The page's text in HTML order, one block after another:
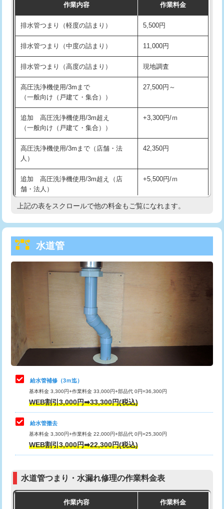
現場見積
※給水管工事は20mmまでの価格です。
持込商品取付（混合水栓） 16,500円
持込商品取付（浄水器・分岐水栓） 16,500円
給水管工事※（ホール加工) 16,500円
給水管工事※（バンド止め) 3,300円
給水管工事※（支持金具設置)
給水管工事※（保温材使用（バンド止
め込み）)
5,500円
給水管工事※（土の掘削・埋め戻し作
業)
11,000円
給水管工事※（塩ビ管（VP・HI）使
用/3ｍまで)
33,000円
給水管工事※（塩ビ管（VP・HI）使
+8,800円
給水管工事※（ライニング鋼管・銅
管・ポリ管・HT管使用/3ｍまで)
給水管工事※（ライニング鋼管・銅
管・ポリ管・HT管使用/3ｍ超え)
排水管工事（土の掘削・埋め戻し作
11,000円~
排水管工事（排水管工事/3ｍまで） 55,000円
排水管工事（追加 排水管工事/3ｍ超
マス交換（土の掘削・埋め戻し作業）
マス交換（深さ50㎝未満）
マス交換（深さ50㎝以上）
コンクリート斫り（厚さ10㎝まで）
作業内容 作業料金
排水管つまり（軽度の詰まり） 5,500円
排水管つまり（中度の詰まり） 11,000円
排水管つまり（高度の詰まり） 現地調査
高圧洗浄機使用/3mまで
（一般向け（戸建て・集合））
27,500円～
追加 高圧洗浄機使用/3m超え
（一般向け（戸建て・集合））
+3,300円/ｍ
高圧洗浄機使用/3mまで（店舗・法
人）
42,350円
追加 高圧洗浄機使用/3m超え（店
舗・法人）
+5,500円/ｍ
高度高圧洗浄換 現地調査
トーラー機使用/3mまで
追加トーラー機使用/3m超え
33,000円
8,800円
止水・漏水調査・防水処理・清掃・修
理・調整・分解・加工など（軽作業）
11,000円
止水・漏水調査・防水処理・清掃・修
理・調整・分解・加工など（中作業）
止水・漏水調査・防水処理・清掃・修
理・調整・分解・加工など（重作業）
33,000円
その他部品の脱着
交換・取付（タンク）
式）)
式・ワンホール）)
上記の表をスクロールで他の料金もご覧になれます。
水道管
給水管補修（3ｍ迄）
基本料金 3,300円+作業料金 33,000円+部品代 0円=36,300円
WEB割引3,000円➡33,300円(税込)
給水管撤去
基本料金 3,300円+作業料金 22,000円+部品代 0円=25,300円
WEB割引3,000円➡22,300円(税込)
水道管つまり・水漏れ修理の作業料金表
作業内容 作業料金